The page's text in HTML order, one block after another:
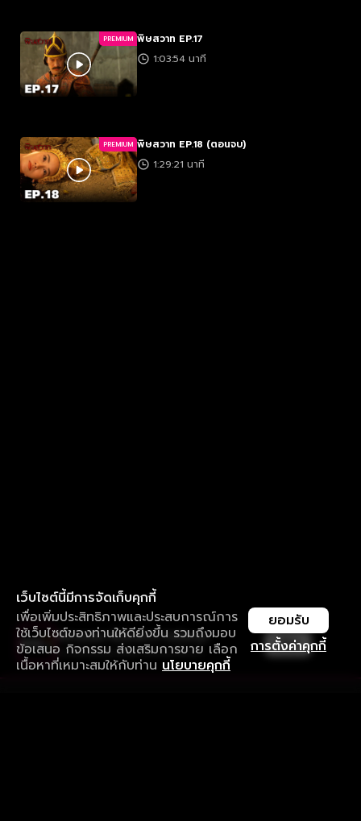
PREMIUM พิษสวาท EP.17
1:03:54 นาที
PREMIUM พิษสวาท EP.18 (ตอนจบ)
1:29:21 นาที
เว็บไซต์นี้มีการจัดเก็บคุกกี้
เพื่อเพิ่มประสิทธิภาพและประสบการณ์การ
ใช้เว็บไซต์ของท่านให้ดียิ่งขึ้น รวมถึงมอบ
ข้อเสนอ กิจกรรม ส่งเสริมการขาย เลือก
เนื้อหาที่เหมาะสมให้กับท่าน นโยบายคุกกี้
การตั้งค่าคุกกี้
ยอมรับ
ใช้งานแอป ลื่นไหลกว่า ไม่มีสะดุด
ดาวน์โหลดแอปเพื่อการรับชมที่ดีกว่า เปิด